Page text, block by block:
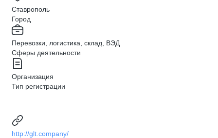
Ставрополь
Город
Перевозки, логистика, склад, ВЭД
Сферы деятельности
Организация
Тип регистрации
http://glt.company/